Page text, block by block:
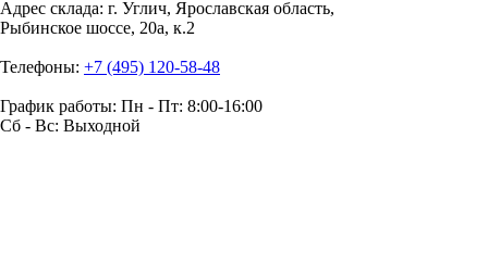
Адрес склада: г. Углич, Ярославская область,
Рыбинское шоссе, 20а, к.2
Телефоны: +7 (495) 120-58-48
График работы: Пн - Пт: 8:00-16:00
Сб - Вс: Выходной